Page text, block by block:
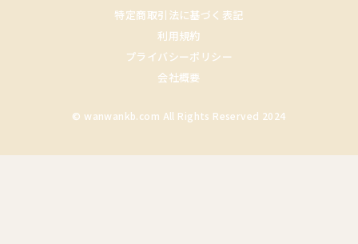
特定商取引法に基づく表記
利用規約
プライバシーポリシー
会社概要
© wanwankb.com All Rights Reserved 2024